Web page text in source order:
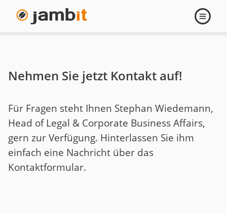
Kontakt
Stephan
öffnen
Nehmen Sie jetzt Kontakt auf!
Für Fragen steht Ihnen Stephan Wiedemann,
Head of Legal & Corporate Business Affairs,
gern zur Verfügung. Hinterlassen Sie ihm
einfach eine Nachricht über das
Kontaktformular.